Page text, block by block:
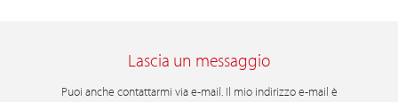
Lascia un messaggio
Puoi anche contattarmi via e-mail. Il mio indirizzo e-mail è